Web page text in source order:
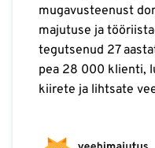
mugavusteenust
majutuse ja
tegutsenud 27
pea 28 000 klienti,
kiirete ja lihtsate